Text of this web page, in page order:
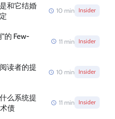
和它结婚
10 min Insider
的 Few-
11 min Insider
读者的提
10 min Insider
么系统提
债
11 min Insider